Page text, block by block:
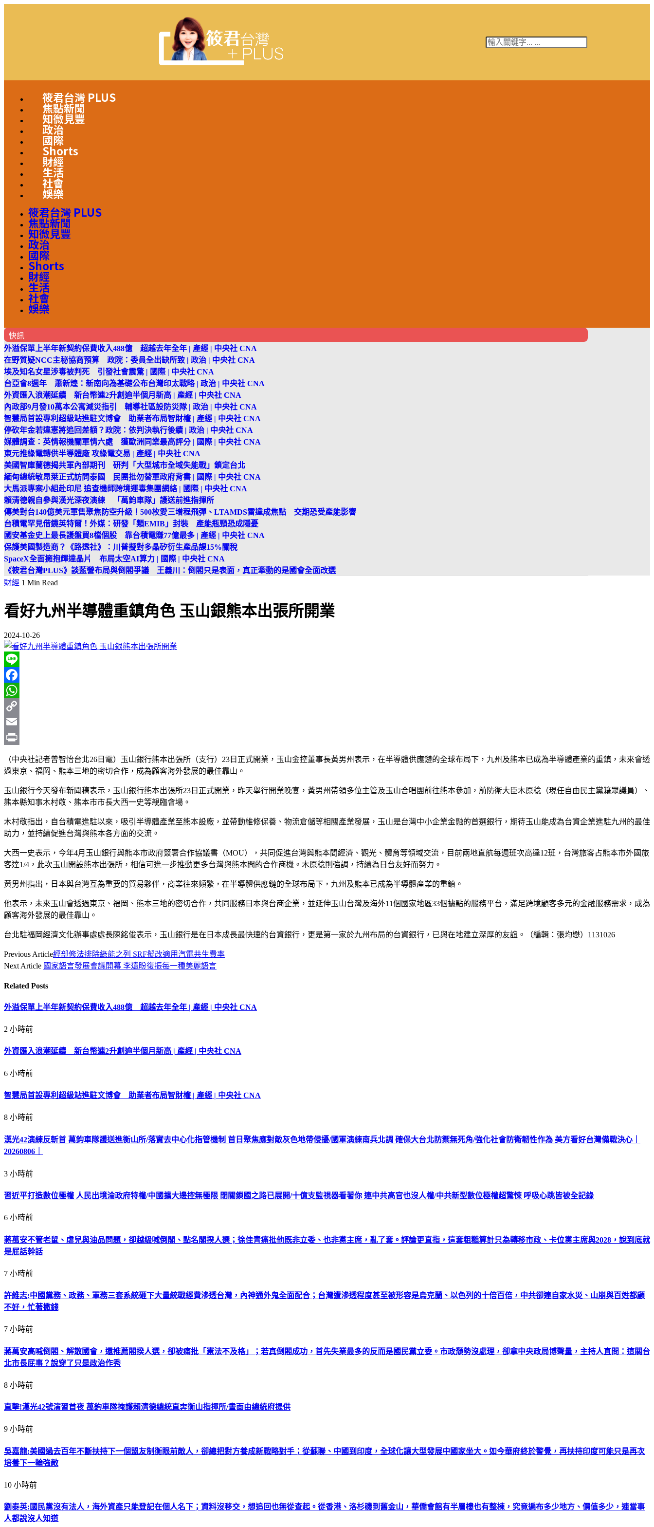
筱君台灣 PLUS
焦點新聞
知微見豐
政治
國際
Shorts
財經
生活
社會
娛樂
筱君台灣 PLUS
焦點新聞
知微見豐
政治
國際
Shorts
財經
生活
社會
娛樂
快訊
外溢保單上半年新契約保費收入488億 超越去年全年 | 產經 | 中央社 CNA
在野質疑NCC主秘協商預算 政院：委員全出缺所致 | 政治 | 中央社 CNA
埃及知名女星涉毒被判死 引發社會震驚 | 國際 | 中央社 CNA
台亞會8週年 蕭新煌：新南向為基礎公布台灣印太戰略 | 政治 | 中央社 CNA
外資匯入浪潮延續 新台幣連2升創逾半個月新高 | 產經 | 中央社 CNA
內政部9月發10萬本公寓減災指引 輔導社區設防災隊 | 政治 | 中央社 CNA
智慧局首設專利超級站進駐文博會 助業者布局智財權 | 產經 | 中央社 CNA
停砍年金若違憲將追回差額？政院：依判決執行後續 | 政治 | 中央社 CNA
媒體調查：英情報機關軍情六處 獲歐洲同業最高評分 | 國際 | 中央社 CNA
東元推綠電轉供半導體廠 攻綠電交易 | 產經 | 中央社 CNA
美國智庫蘭德揭共軍內部期刊 研判「大型城市全域失能戰」鎖定台北
緬甸總統敏昂萊正式訪問泰國 民團批勿替軍政府背書 | 國際 | 中央社 CNA
大馬派專案小組赴印尼 追查機師跨境運毒集團網絡 | 國際 | 中央社 CNA
賴清德親自參與漢光深夜演練 「萬鈞車隊」護送前進指揮所
傳美對台140億美元軍售聚焦防空升級！500枚愛三增程飛彈、LTAMDS雷達成焦點 交期恐受產能影響
台積電罕見借鏡英特爾！外媒：研發「類EMIB」封裝 產能瓶頸恐成隱憂
國安基金史上最長護盤買8檔個股 靠台積電賺77億最多 | 產經 | 中央社 CNA
保護美國製造商？《路透社》：川普擬對多晶矽衍生產品課15%關稅
SpaceX全面擁抱輝達晶片 布局太空AI算力 | 國際 | 中央社 CNA
《筱君台灣PLUS》談藍營布局與倒閣爭議 王義川：倒閣只是表面，真正牽動的是國會全面改選
財經 1 Min Read
看好九州半導體重鎮角色 玉山銀熊本出張所開業
2024-10-26
Line
Facebook
WhatsApp
Copy
Link
Email
（中央社記者曾智怡台北26日電）玉山銀行熊本出張所（支行）23日正式開業，玉山金控董事長黃男州表示，在半導體供應鏈的全球布局下，九州及熊本已成為半導體產業的重鎮，未來會透
過東京、福岡、熊本三地的密切合作，成為顧客海外發展的最佳靠山。
玉山銀行今天發布新聞稿表示，玉山銀行熊本出張所23日正式開業，昨天舉行開業晚宴，黃男州帶領多位主管及玉山合唱團前往熊本參加，前防衛大臣木原稔（現任自由民主黨籍眾議員）、
熊本縣知事木村敬、熊本市市長大西一史等親臨會場。
木村敬指出，自台積電進駐以來，吸引半導體產業至熊本設廠，並帶動維修保養、物流倉儲等相關產業發展，玉山是台灣中小企業金融的首選銀行，期待玉山能成為台資企業進駐九州的最佳
助力，並持續促進台灣與熊本各方面的交流。
大西一史表示，今年4月玉山銀行與熊本市政府簽署合作協議書（MOU），共同促進台灣與熊本間經濟、觀光、體育等領域交流，目前兩地直航每週班次高達12班，台灣旅客占熊本市外國旅
客達1/4，此次玉山開設熊本出張所，相信可進一步推動更多台灣與熊本間的合作商機。木原稔則強調，持續為日台友好而努力。
黃男州指出，日本與台灣互為重要的貿易夥伴，商業往來頻繁，在半導體供應鏈的全球布局下，九州及熊本已成為半導體產業的重鎮。
他表示，未來玉山會透過東京、福岡、熊本三地的密切合作，共同服務日本與台商企業，並延伸玉山台灣及海外11個國家地區33個據點的服務平台，滿足跨境顧客多元的金融服務需求，成為
顧客海外發展的最佳靠山。
台北駐福岡經濟文化辦事處處長陳銘俊表示，玉山銀行是在日本成長最快速的台資銀行，更是第一家於九州布局的台資銀行，已與在地建立深厚的友誼。（編輯：張均懋）1131026
Previous Article經部修法排除綠能之列 SRF擬改適用汽電共生費率
Next Article 國家語言發展會議開幕 李遠盼復振每一種美麗語言
Related Posts
外溢保單上半年新契約保費收入488億 超越去年全年 | 產經 | 中央社 CNA
2 小時前
外資匯入浪潮延續 新台幣連2升創逾半個月新高 | 產經 | 中央社 CNA
6 小時前
智慧局首設專利超級站進駐文博會 助業者布局智財權 | 產經 | 中央社 CNA
8 小時前
漢光42演練反斬首 萬鈞車隊護送進衡山所/落實去中心化指管機制 首日聚焦應對敵灰色地帶侵擾/國軍演練南兵北調 確保大台北防禦無死角/強化社會防衛韌性作為 美方看好台灣備戰決心｜
20260806｜
3 小時前
習近平打造數位極權 人民出境淪政府特權/中國擴大邊控無極限 閉關鎖國之路已展開/十億支監視器看著你 連中共高官也沒人權/中共新型數位極權超驚悚 呼吸心跳皆被全記錄
6 小時前
蔣萬安不管老鼠、虐兒與油品問題，卻越級喊倒閣、點名閣揆人選；徐佳青痛批他既非立委、也非黨主席，亂了套。評論更直指，這套粗糙算計只為轉移市政、卡位黨主席與2028，說到底就
是屁話幹話
7 小時前
許維志:中國黨務、政務、軍務三套系統砸下大量統戰經費滲透台灣，內神通外鬼全面配合；台灣遭滲透程度甚至被形容是烏克蘭、以色列的十倍百倍，中共卻連自家水災、山崩與百姓都顧
不好，忙著撒錢
7 小時前
蔣萬安高喊倒閣、解散國會，還推薦閣揆人選，卻被痛批「憲法不及格」；若真倒閣成功，首先失業最多的反而是國民黨立委。市政頹勢沒處理，卻拿中央政局博聲量，主持人直問：這關台
北市長屁事？說穿了只是政治作秀
8 小時前
直擊!漢光42號演習首夜 萬鈞車隊掩護賴清德總統直奔衡山指揮所/畫面由總統府提供
9 小時前
吳嘉龍:美國過去百年不斷扶持下一個盟友制衡眼前敵人，卻總把對方養成新戰略對手；從蘇聯、中國到印度，全球化讓大型發展中國家坐大。如今華府終於警覺，再扶持印度可能只是再次
培養下一輪強敵
10 小時前
劉泰英:國民黨沒有法人，海外資產只能登記在個人名下；資料沒移交，想追回也無從查起。從香港、洛杉磯到舊金山，華僑會館有半層樓也有整棟，究竟遍布多少地方、價值多少，連當事
人都說沒人知道